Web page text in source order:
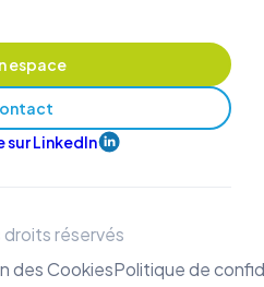
espace
sur LinkedIn
réservés
des CookiesPolitique de